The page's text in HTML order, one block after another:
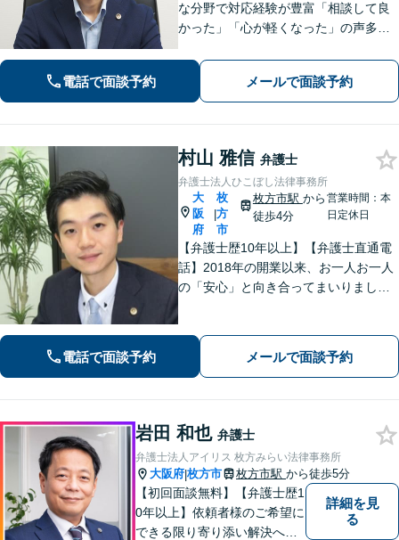
な分野で対応経験が豊富「相談して良
かった」「心が軽くなった」の声多
い、誠実・迅速に対応いたします。進
捗状況を細かく報告し、不安を感じさ
せないよう心掛け【休日・夜間面談
可】【樟葉駅5分】
電話で面談予約 メールで面談予約
村山 雅信 弁護士
弁護士法人ひこぼし法律事務所
大
阪
府
|
枚
方
市
枚方市駅 から
徒歩4分
営業時間：本
日定休日
【弁護士歴10年以上】【弁護士直通電
話】2018年の開業以来、お一人お一人
の「安心」と向き合ってまいりまし
ていただける結果を目指し、迅速かつ
粘り強く対応することをお約束しま
電話で面談予約 メールで面談予約
岩田 和也 弁護士
弁護士法人アイリス 枚方みらい法律事務所
大阪府|枚方市 枚方市駅 から徒歩5分
【初回面談無料】【弁護士歴1
0年以上】依頼者様のご希望に
できる限り寄り添い解決へと
詳細を見
る